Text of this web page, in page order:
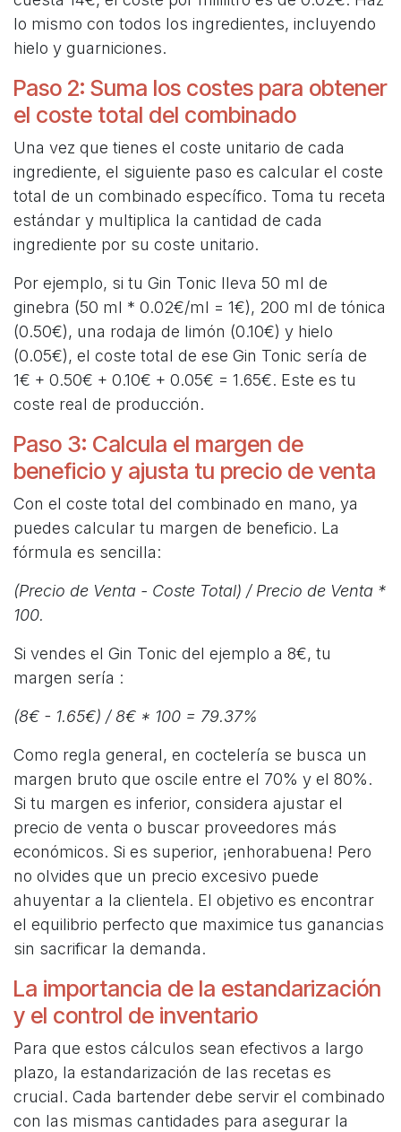
lo mismo con todos los ingredientes, incluyendo
hielo y guarniciones.
Paso 2: Suma los costes para obtener
el coste total del combinado
Una vez que tienes el coste unitario de cada
ingrediente, el siguiente paso es calcular el coste
total de un combinado específico. Toma tu receta
estándar y multiplica la cantidad de cada
ingrediente por su coste unitario.
Por ejemplo, si tu Gin Tonic lleva 50 ml de
ginebra (50 ml * 0.02€/ml = 1€), 200 ml de tónica
(0.50€), una rodaja de limón (0.10€) y hielo
(0.05€), el coste total de ese Gin Tonic sería de
1€ + 0.50€ + 0.10€ + 0.05€ = 1.65€. Este es tu
coste real de producción.
Paso 3: Calcula el margen de
beneficio y ajusta tu precio de venta
Con el coste total del combinado en mano, ya
puedes calcular tu margen de beneficio. La
fórmula es sencilla:
(Precio de Venta - Coste Total) / Precio de Venta *
100.
Si vendes el Gin Tonic del ejemplo a 8€, tu
margen sería :
(8€ - 1.65€) / 8€ * 100 = 79.37%
Como regla general, en coctelería se busca un
margen bruto que oscile entre el 70% y el 80%.
Si tu margen es inferior, considera ajustar el
precio de venta o buscar proveedores más
económicos. Si es superior, ¡enhorabuena! Pero
no olvides que un precio excesivo puede
ahuyentar a la clientela. El objetivo es encontrar
el equilibrio perfecto que maximice tus ganancias
sin sacrificar la demanda.
La importancia de la estandarización
y el control de inventario
Para que estos cálculos sean efectivos a largo
plazo, la estandarización de las recetas es
crucial. Cada bartender debe servir el combinado
con las mismas cantidades para asegurar la